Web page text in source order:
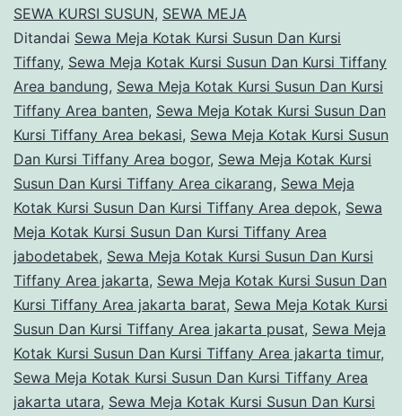
Area
Depok
SEWA KURSI SUSUN, SEWA MEJA
Ditandai Sewa Meja Kotak Kursi Susun Dan Kursi
Tiffany, Sewa Meja Kotak Kursi Susun Dan Kursi Tiffany
Area bandung, Sewa Meja Kotak Kursi Susun Dan Kursi
Tiffany Area banten, Sewa Meja Kotak Kursi Susun Dan
Kursi Tiffany Area bekasi, Sewa Meja Kotak Kursi Susun
Dan Kursi Tiffany Area bogor, Sewa Meja Kotak Kursi
Susun Dan Kursi Tiffany Area cikarang, Sewa Meja
Kotak Kursi Susun Dan Kursi Tiffany Area depok, Sewa
Meja Kotak Kursi Susun Dan Kursi Tiffany Area
jabodetabek, Sewa Meja Kotak Kursi Susun Dan Kursi
Tiffany Area jakarta, Sewa Meja Kotak Kursi Susun Dan
Kursi Tiffany Area jakarta barat, Sewa Meja Kotak Kursi
Susun Dan Kursi Tiffany Area jakarta pusat, Sewa Meja
Kotak Kursi Susun Dan Kursi Tiffany Area jakarta timur,
Sewa Meja Kotak Kursi Susun Dan Kursi Tiffany Area
jakarta utara, Sewa Meja Kotak Kursi Susun Dan Kursi